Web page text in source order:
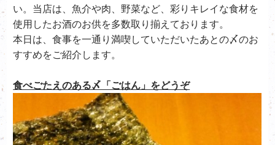
い。当店は、魚介や肉、野菜など、彩りキレイな食材を
使用したお酒のお供を多数取り揃えております。
本日は、食事を一通り満喫していただいたあとの〆のお
すすめをご紹介します。
食べごたえのある〆「ごはん」をどうぞ